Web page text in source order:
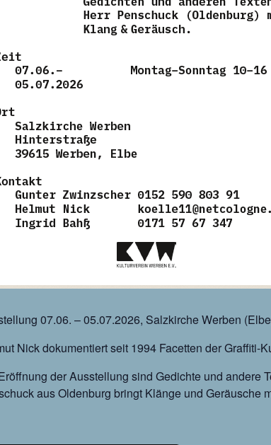
07.06. – 05.07.2026, Salzkirche Werben
Nick dokumentiert seit 1994 Facetten der Graffiti-
der Ausstellung sind Gedichte und andere
aus Oldenburg bringt Klänge und Geräusche